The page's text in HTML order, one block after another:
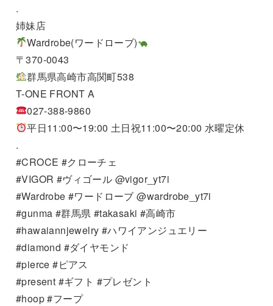
.
姉妹店
Wardrobe(ワードローブ)
〒370-0043
群馬県高崎市高関町538
T-ONE FRONT A
027-388-9860
平日11:00〜19:00 土日祝11:00〜20:00 水曜定休
.
#CROCE #クローチェ
#VIGOR #ヴィゴール @vigor_yt7i
#Wardrobe #ワードローブ @wardrobe_yt7i
#gunma #群馬県 #takasaki #高崎市
#hawaiannjewelry #ハワイアンジュエリー
#diamond #ダイヤモンド
#pierce #ピアス
#present #ギフト #プレゼント
#hoop #フープ